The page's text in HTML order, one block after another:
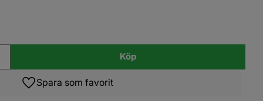
Köp
Lägg till i favoriter